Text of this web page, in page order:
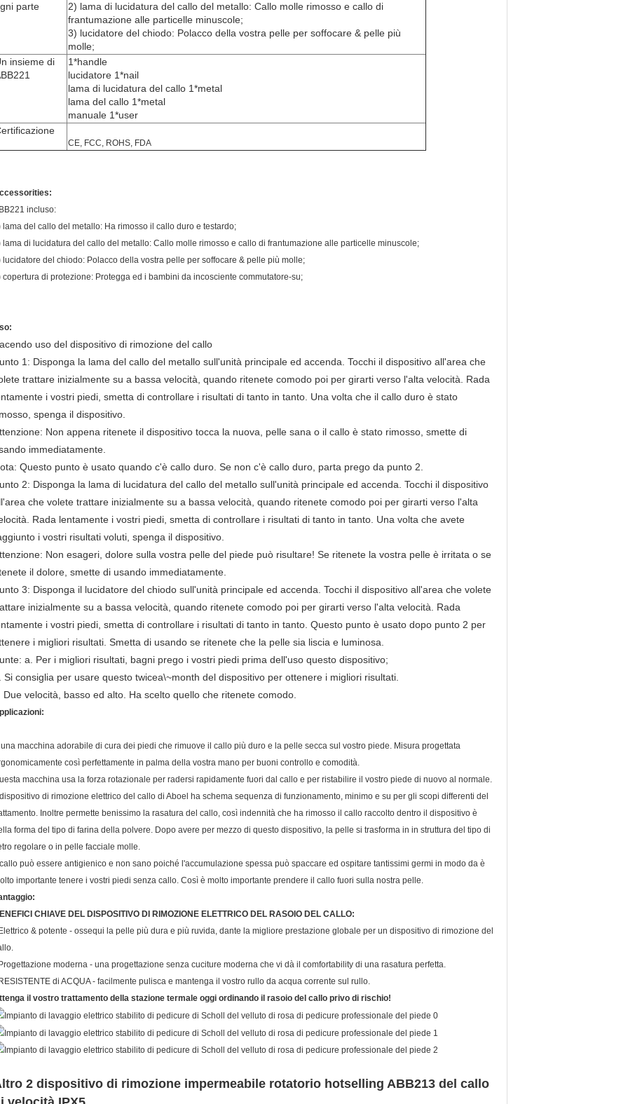
parte
2) lama di lucidatura del callo del metallo: Callo molle rimosso e callo di
frantumazione alle particelle minuscole;
3) lucidatore del chiodo: Polacco della vostra pelle per soffocare & pelle più
molle;
insieme di
1*handle
lucidatore 1*nail
lama di lucidatura del callo 1*metal
lama del callo 1*metal
manuale 1*user
CE, FCC, ROHS, FDA
incluso:
lama del callo del metallo: Ha rimosso il callo duro e testardo;
lama di lucidatura del callo del metallo: Callo molle rimosso e callo di frantumazione alle particelle minuscole;
lucidatore del chiodo: Polacco della vostra pelle per soffocare & pelle più molle;
copertura di protezione: Protegga ed i bambini da incosciente commutatore-su;
uso del dispositivo di rimozione del callo
1: Disponga la lama del callo del metallo sull'unità principale ed accenda. Tocchi il dispositivo all'area che
trattare inizialmente su a bassa velocità, quando ritenete comodo poi per girarti verso l'alta velocità. Rada
i vostri piedi, smetta di controllare i risultati di tanto in tanto. Una volta che il callo duro è stato
spenga il dispositivo.
Non appena ritenete il dispositivo tocca la nuova, pelle sana o il callo è stato rimosso, smette di
immediatamente.
Questo punto è usato quando c'è callo duro. Se non c'è callo duro, parta prego da punto 2.
2: Disponga la lama di lucidatura del callo del metallo sull'unità principale ed accenda. Tocchi il dispositivo
che volete trattare inizialmente su a bassa velocità, quando ritenete comodo poi per girarti verso l'alta
Rada lentamente i vostri piedi, smetta di controllare i risultati di tanto in tanto. Una volta che avete
i vostri risultati voluti, spenga il dispositivo.
Non esageri, dolore sulla vostra pelle del piede può risultare! Se ritenete la vostra pelle è irritata o se
il dolore, smette di usando immediatamente.
3: Disponga il lucidatore del chiodo sull'unità principale ed accenda. Tocchi il dispositivo all'area che volete
inizialmente su a bassa velocità, quando ritenete comodo poi per girarti verso l'alta velocità. Rada
i vostri piedi, smetta di controllare i risultati di tanto in tanto. Questo punto è usato dopo punto 2 per
i migliori risultati. Smetta di usando se ritenete che la pelle sia liscia e luminosa.
a. Per i migliori risultati, bagni prego i vostri piedi prima dell'uso questo dispositivo;
Si consiglia per usare questo twicea\~month del dispositivo per ottenere i migliori risultati.
Due velocità, basso ed alto. Ha scelto quello che ritenete comodo.
una macchina adorabile di cura dei piedi che rimuove il callo più duro e la pelle secca sul vostro piede. Misura progettata
così perfettamente in palma della vostra mano per buoni controllo e comodità.
macchina usa la forza rotazionale per radersi rapidamente fuori dal callo e per ristabilire il vostro piede di nuovo al normale.
dispositivo di rimozione elettrico del callo di Aboel
ha schema sequenza di funzionamento, minimo e su per gli scopi differenti del
. Inoltre permette benissimo la rasatura del callo, così indennità che ha rimosso il callo raccolto dentro il dispositivo è
forma del tipo di farina della polvere. Dopo avere per mezzo di questo dispositivo, la pelle si trasforma in in struttura del tipo di
regolare o in pelle facciale molle.
callo può essere antigienico e non sano poiché l'accumulazione spessa può spaccare ed ospitare tantissimi germi in modo da è
importante tenere i vostri piedi senza callo. Così è molto importante prendere il callo fuori sulla nostra pelle.
CHIAVE DEL DISPOSITIVO DI RIMOZIONE ELETTRICO DEL RASOIO DEL CALLO:
& potente - ossequi la pelle più dura e più ruvida, dante la migliore prestazione globale per un dispositivo di rimozione del
moderna - una progettazione senza cuciture moderna che vi dà il comfortability di una rasatura perfetta.
di ACQUA - facilmente pulisca e mantenga il vostro rullo da acqua corrente sul rullo.
il vostro trattamento della stazione termale oggi ordinando il rasoio del callo privo di rischio!
2 dispositivo di rimozione impermeabile rotatorio hotselling ABB213 del callo